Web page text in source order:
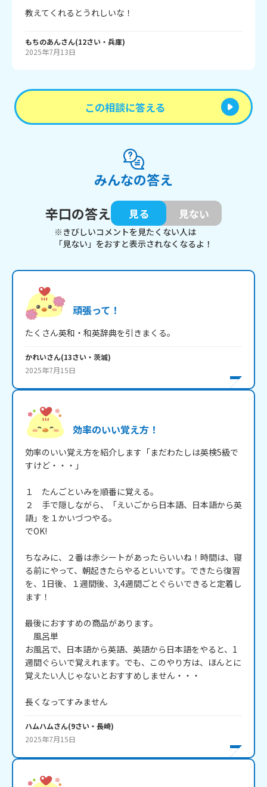
教えてくれるとうれしいな！
もちのあんさん(12さい・ 兵庫)
2025年7月13日
この相談に答える
みんなの答え
辛口の答え
見る 見ない
※きびしいコメントを見たくない人は
「見ない」をおすと表示されなくなるよ！
頑張って！
たくさん英和・和英辞典を引きまくる。
かれいさん(13さい・ 茨城)
2025年7月15日
効率のいい覚え方！
効率のいい覚え方を紹介します「まだわたしは英検5級で
すけど・・・」
１　たんごといみを順番に覚える。
２　手で隠しながら、「えいごから日本語、日本語から英
語」を１かいづつやる。
でOK!
ちなみに、２番は赤シートがあったらいいね！時間は、寝
る前にやって、朝起きたらやるといいです。できたら復習
を、1日後、１週間後、3,4週間ごとぐらいできると定着し
ます！
最後におすすめの商品があります。
風呂単
お風呂で、日本語から英語、英語から日本語をやると、1
週間ぐらいで覚えれます。でも、このやり方は、ほんとに
覚えたい人じゃないとおすすめしません・・・
長くなってすみません
ハムハムさん(9さい・ 長崎)
2025年7月15日